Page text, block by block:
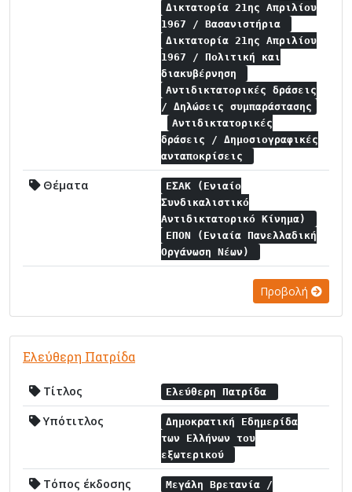
Δικτατορία 21ης Απριλίου
1967 / Βασανιστήρια
Δικτατορία 21ης Απριλίου
1967 / Πολιτική και
διακυβέρνηση
Αντιδικτατορικές δράσεις
/ Δηλώσεις συμπαράστασης
Αντιδικτατορικές
δράσεις / Δημοσιογραφικές
ανταποκρίσεις
Θέματα
ΕΣΑΚ (Ενιαίο
Συνδικαλιστικό
Αντιδικτατορικό Κίνημα)
ΕΠΟΝ (Ενιαία Πανελλαδική
Οργάνωση Νέων)
Προβολή
Ελεύθερη Πατρίδα
Τίτλος Ελεύθερη Πατρίδα
Υπότιτλος
Δημοκρατική Εδημερίδα
των Ελλήνων του
εξωτερικού
Τόπος έκδοσης
Μεγάλη Βρετανία /